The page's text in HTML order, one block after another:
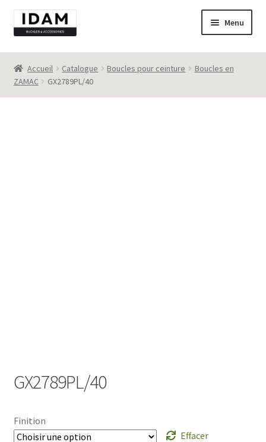
Aller
à
Aller
au
Menu
Catalogue
New
Accueil Catalogue Boucles pour ceinture
Boucles en
ZAMAC
GX2789PL/40
GX2789PL/40
Finition
Effacer